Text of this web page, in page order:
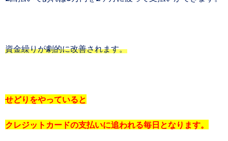
資金繰りが劇的に改善されます。
せどりをやっていると
クレジットカードの支払いに追われる毎日となります。